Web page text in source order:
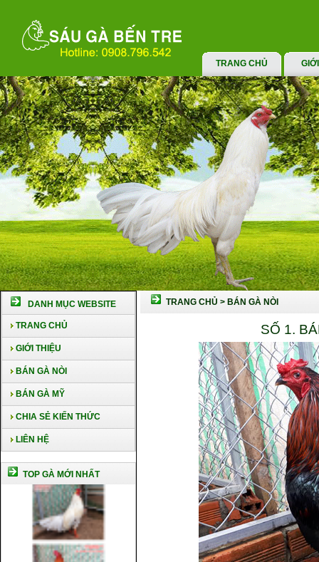
TRANG CHỦ
DANH MỤC WEBSITE
TRANG CHỦ
GIỚI THIỆU
BÁN GÀ NÒI
BÁN GÀ MỸ
CHIA SẺ KIẾN THỨC
LIÊN HỆ
TOP GÀ MỚI NHẤT
TRANG CHỦ > BÁN GÀ NÒI
SỐ 1.